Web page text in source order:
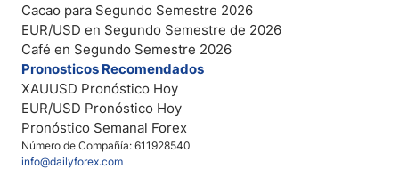
Número de Compañía: 611928540
info@dailyforex.com
Cacao para Segundo Semestre 2026
EUR/USD en Segundo Semestre de 2026
Café en Segundo Semestre 2026
Pronosticos Recomendados
XAUUSD Pronóstico Hoy
EUR/USD Pronóstico Hoy
Pronóstico Semanal Forex